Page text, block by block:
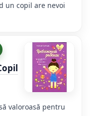
un copil are nevoi
valoroasă pentru